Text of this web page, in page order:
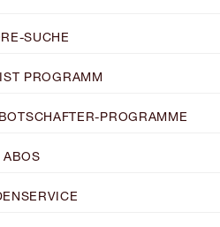
SUCHE
PROGRAMM
PROGRAMME
ABOS